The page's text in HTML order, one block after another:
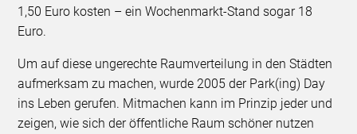
1,50 Euro kosten – ein Wochenmarkt-Stand sogar 18
Euro.
Um auf diese ungerechte Raumverteilung in den Städten
aufmerksam zu machen, wurde 2005 der Park(ing) Day
ins Leben gerufen. Mitmachen kann im Prinzip jeder und
zeigen, wie sich der öffentliche Raum schöner nutzen